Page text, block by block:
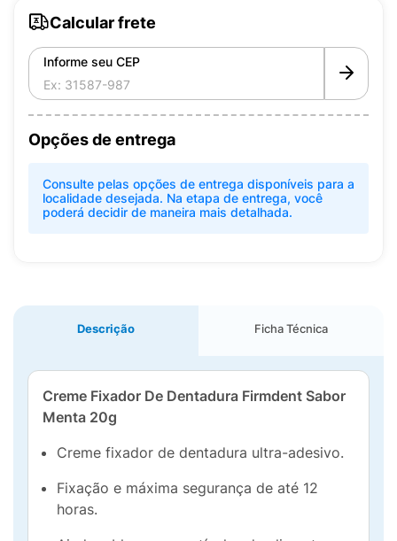
Calcular frete
Informe seu CEP
Opções de entrega
Consulte pelas opções de entrega disponíveis para a
localidade desejada. Na etapa de entrega, você
poderá decidir de maneira mais detalhada.
Descrição Ficha Técnica
Creme Fixador De Dentadura Firmdent Sabor
Menta 20g
Creme fixador de dentadura ultra-adesivo.
Fixação e máxima segurança de até 12
horas.